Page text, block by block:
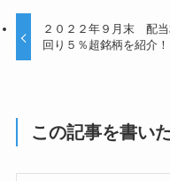
２０２２年９月末 配当
回り５％超銘柄を紹介！
この記事を書い